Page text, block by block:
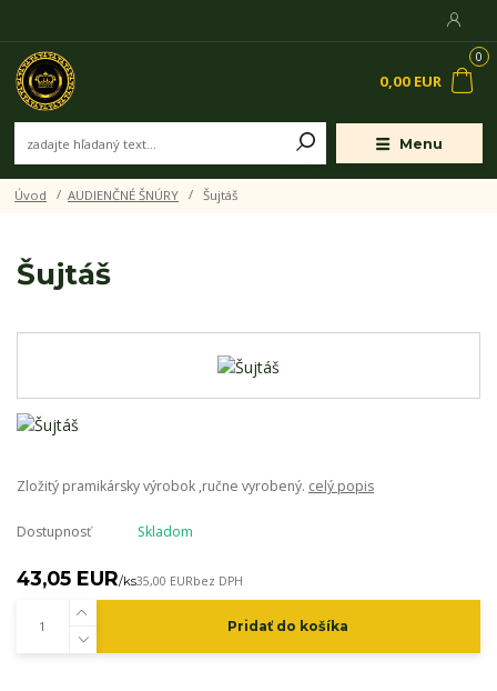
Menu
0
0,00 EUR
Úvod AUDIENČNÉ ŠNÚRY Šujtáš
Šujtáš
Zložitý pramikársky výrobok ,ručne vyrobený. celý popis
Dostupnosť Skladom
43,05 EUR/ks35,00 EURbez DPH
Pridať do košíka